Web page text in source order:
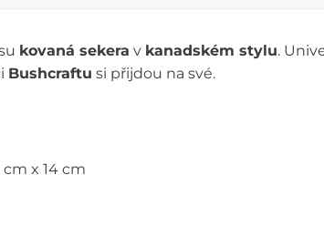
kovaná sekera v kanadském stylu.
Bushcraftu si přijdou na své.
x 14 cm